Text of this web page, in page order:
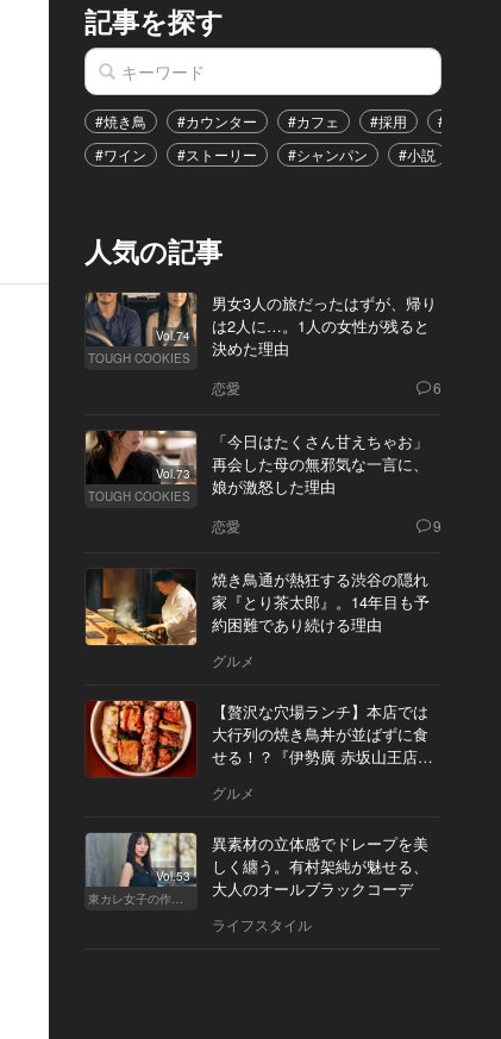
記事を探す
#焼き鳥 #カウンター #カフェ #採用
#恋愛
#ワイン
#ストーリー #シャンパン #小説
人気の記事
Vol.74
TOUGH COOKIES
男女3人の旅だったはずが、帰り
は2人に…。1人の女性が残ると
決めた理由
恋愛 6
Vol.73
TOUGH COOKIES
「今日はたくさん甘えちゃお」
再会した母の無邪気な一言に、
娘が激怒した理由
恋愛 9
焼き鳥通が熱狂する渋谷の隠れ
家『とり茶太郎』。14年目も予
約困難であり続ける理由
グルメ
【贅沢な穴場ランチ】本店では
大行列の焼き鳥丼が並ばずに食
せる！？『伊勢廣 赤坂山王店』
グルメ
Vol.53
東カレ女子の作り方
異素材の立体感でドレープを美
しく纏う。有村架純が魅せる、
大人のオールブラックコーデ
ライフスタイル